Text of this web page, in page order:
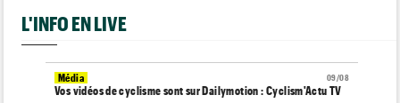
L'INFO EN LIVE
09/08
Média
Vos vidéos de cyclisme sont sur Dailymotion : Cyclism'Actu TV